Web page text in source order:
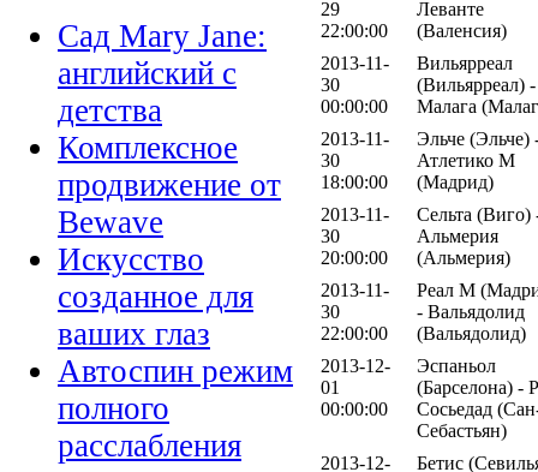
Сад Mary Jane:
английский с
детства
Комплексное
продвижение от
Bewave
Искусство
созданное для
ваших глаз
Автоспин режим
полного
расслабления
29
22:00:00
Леванте
(Валенсия)
2013-11-
30
00:00:00
Вильярреал
(Вильярреал) -
Малага
2013-11-
30
18:00:00
Эльче (Эльче)
Атлетико М
(Мадрид)
2013-11-
30
20:00:00
Сельта (Виго)
Альмерия
(Альмерия)
2013-11-
30
22:00:00
Реал М
- Вальядолид
(Вальядолид)
2013-12-
01
00:00:00
Эспаньол
(Барселона) -
Сосьедад
Себастьян)
2013-12-
Бетис